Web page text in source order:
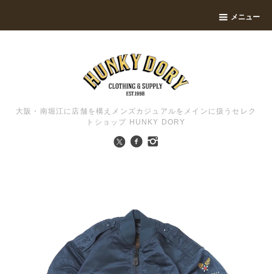
メニュー
大阪・南堀江に店舗を構えメンズカジュアルをメインに扱うセレク
トショップ HUNKY DORY